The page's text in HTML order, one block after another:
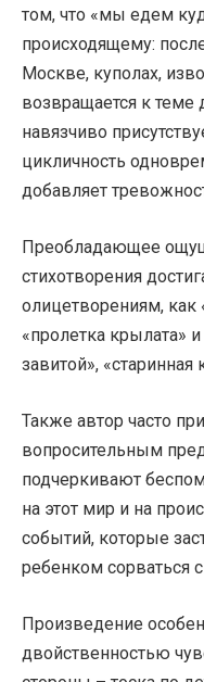
том, что «мы едем
происходящему:
Москве, куполах,
возвращается к теме
навязчиво
цикличность
добавляет
Преобладающее
стихотворения
олицетворениям, как
«пролетка крылата»
завитой», «старинная
Также автор часто
вопросительным
подчеркивают
на этот мир и на
событий, которые
ребенком сорваться
Произведение
двойственностью